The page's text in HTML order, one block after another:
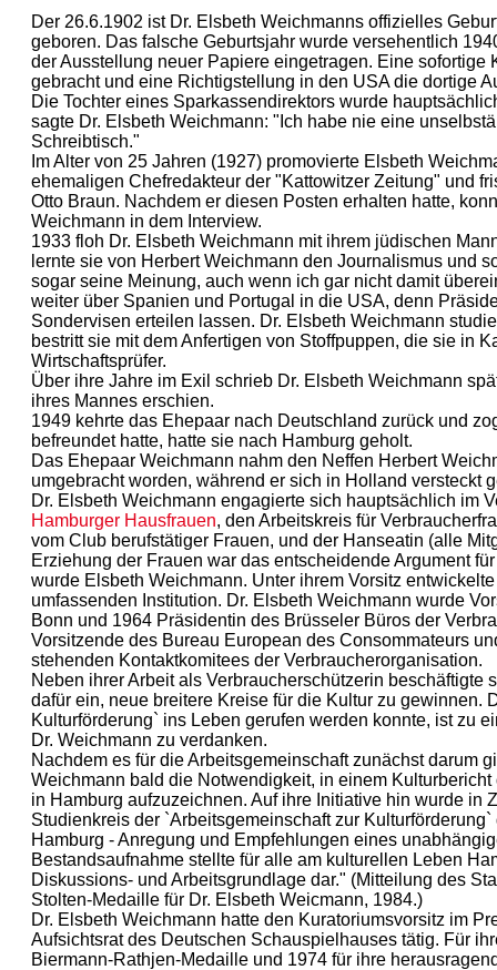
Der 26.6.1902 ist Dr. Elsbeth Weichmanns offizielles
geboren. Das falsche Geburtsjahr wurde versehentlich
der Ausstellung neuer Papiere eingetragen. Eine
gebracht und eine Richtigstellung in den USA die dortige
Die Tochter eines Sparkassendirektors wurde
sagte Dr. Elsbeth Weichmann: "Ich habe nie eine
Schreibtisch."
Im Alter von 25 Jahren (1927) promovierte Elsbeth
ehemaligen Chefredakteur der "Kattowitzer Zeitung" und
Otto Braun. Nachdem er diesen Posten erhalten hatte,
Weichmann in dem Interview.
1933 floh Dr. Elsbeth Weichmann mit ihrem jüdischen
lernte sie von Herbert Weichmann den Journalismus und
sogar seine Meinung, auch wenn ich gar nicht damit
weiter über Spanien und Portugal in die USA, denn
Sondervisen erteilen lassen. Dr. Elsbeth Weichmann
bestritt sie mit dem Anfertigen von Stoffpuppen, die sie in
Wirtschaftsprüfer.
Über ihre Jahre im Exil schrieb Dr. Elsbeth Weichmann
ihres Mannes erschien.
1949 kehrte das Ehepaar nach Deutschland zurück und
befreundet hatte, hatte sie nach Hamburg geholt.
Das Ehepaar Weichmann nahm den Neffen Herbert
umgebracht worden, während er sich in Holland versteckt
Dr. Elsbeth Weichmann engagierte sich hauptsächlich im
Hamburger Hausfrauen, den Arbeitskreis für
vom Club berufstätiger Frauen, und der Hanseatin (alle
Erziehung der Frauen war das entscheidende Argument
wurde Elsbeth Weichmann. Unter ihrem Vorsitz
umfassenden Institution. Dr. Elsbeth Weichmann wurde
Bonn und 1964 Präsidentin des Brüsseler Büros der
Vorsitzende des Bureau European des Consommateurs
stehenden Kontaktkomitees der Verbraucherorganisation.
Neben ihrer Arbeit als Verbraucherschützerin
dafür ein, neue breitere Kreise für die Kultur zu gewinnen.
Kulturförderung` ins Leben gerufen werden konnte, ist zu
Dr. Weichmann zu verdanken.
Nachdem es für die Arbeitsgemeinschaft zunächst darum
Weichmann bald die Notwendigkeit, in einem
in Hamburg aufzuzeichnen. Auf ihre Initiative hin wurde in
Studienkreis der `Arbeitsgemeinschaft zur
Hamburg - Anregung und Empfehlungen eines
Bestandsaufnahme stellte für alle am kulturellen Leben
Diskussions- und Arbeitsgrundlage dar." (Mitteilung des
Stolten-Medaille für Dr. Elsbeth Weicmann, 1984.)
Dr. Elsbeth Weichmann hatte den Kuratoriumsvorsitz im
Aufsichtsrat des Deutschen Schauspielhauses tätig. Für
Biermann-Rathjen-Medaille und 1974 für ihre